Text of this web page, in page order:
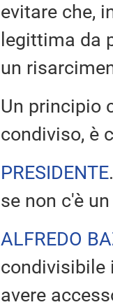
evitare che,
legittima da
un
Un principio
condiviso, è
PRESIDENTE
se non c'è
ALFREDO
condivisibile
avere